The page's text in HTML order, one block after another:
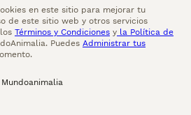
en este sitio para mejorar tu
de este sitio web y otros servicios
Términos y Condiciones y la Política de
Puedes Administrar tus
Mundoanimalia